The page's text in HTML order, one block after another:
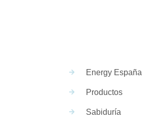
Energy España
Productos
Sabiduría